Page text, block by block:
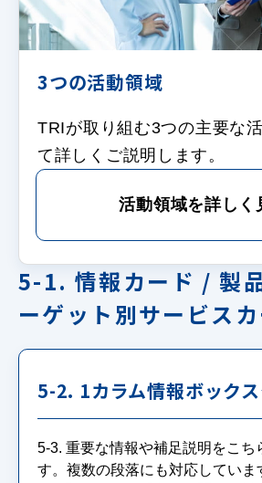
3つの活動領域
TRIが取り組む3つの主要な
て詳しくご説明します。
活動領域を詳しく
5-1. 情報カード / 製
ーゲット別サービス
5-2. 1カラム情報ボック
5-3. 重要な情報や補足説明をこち
す。複数の段落にも対応していま